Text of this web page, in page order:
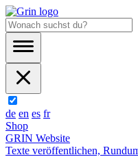
de en es fr
Shop
GRIN Website
Texte veröffentlichen,